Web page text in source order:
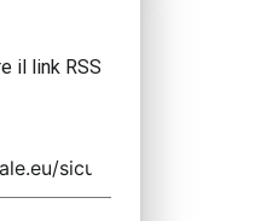
il link RSS